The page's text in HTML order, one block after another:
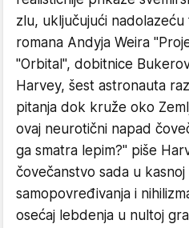
zlu, uključujući
romana Andyja Weira
"Orbital", dobitnice
Harvey, šest astronauta
pitanja dok kruže oko
ovaj neurotični napad
ga smatra lepim?" piše
čovečanstvo sada u
samopovređivanja i
osećaj lebdenja u nultoj